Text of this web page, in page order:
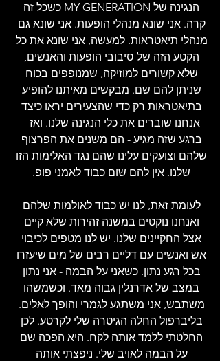
הנגינה של MY GENERATION כשכל זה
קרה. אני שונא מנהלי הופעות. אני שונא גם
מנהלי תיאטראות. למעשה, אני שונא את כל
הקטע הזה של סיבובי הופעות והאנשים,
שלא קשורים למוזיקה, שמנופפים בכוח
שניתן להם שם. מבקשים מאיתנו להופיע
בתיאטראות רק כדי שהצעירים יראו כיצד
אנחנו שוברים את כלי הנגינה שלנו. ואז -
ברגע שזה מגיע - הם משנים את הפרצוף
שלהם וצועקים עלינו שהם נגד האלימות הזו
שלנו. אין להם שום כבוד לאמני פופ.
לעומת זאת, לנו יש כבוד לאולמות שלהם
ואנחנו נוקטים במשנה זהירות שלא קיים
אצל החקיינים שלנו. יש לנו מטפים לכיבוי
אש ואנשים עם דליים רבים של מים שיעזרו
בכל רגע נתון. כשאני על הבמה - אני נתון
במצב של אדרנלין גבוה מאד. וכשמשהו
משתבש, אני משתגע לגמרי והופך לאלים.
בליברפול החלה הגיטרה שלי לקרטע. לכן
החלטתי ללמד אותה לקח. היא הפכה שם
על הבמה לאויב שלי. ניפצתי אותה